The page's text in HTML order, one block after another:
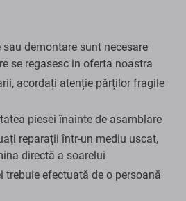
sau demontare sunt necesare
se regasesc in oferta noastra
acordați atenție părților fragile
piesei înainte de asamblare
reparații într-un mediu uscat,
directă a soarelui
trebuie efectuată de o persoană